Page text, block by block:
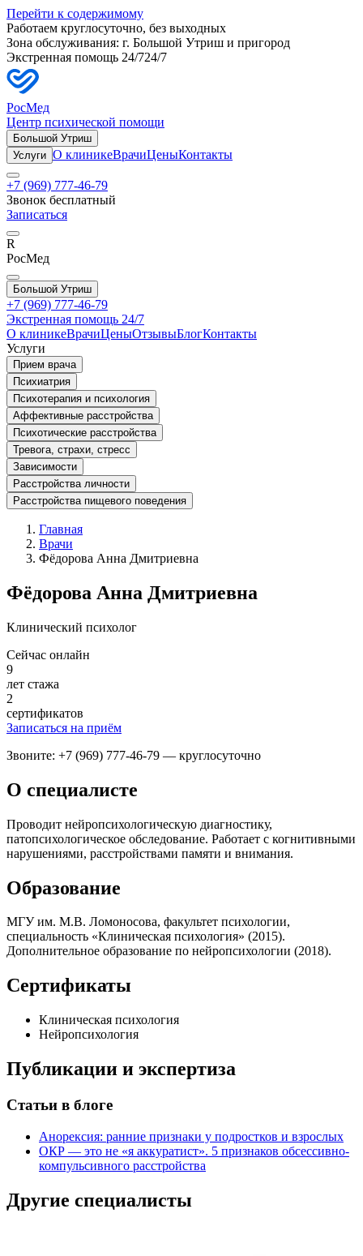
Перейти к содержимому
Работаем круглосуточно, без выходных
Зона обслуживания: г. Большой Утриш и пригород
Экстренная помощь 24/724/7
РосМед
Центр психической помощи
Большой Утриш
Услуги О клиникеВрачиЦеныКонтакты
+7 (969) 777-46-79
Звонок бесплатный
Записаться
R
РосМед
Большой Утриш
+7 (969) 777-46-79
Экстренная помощь 24/7
О клиникеВрачиЦеныОтзывыБлогКонтакты
Услуги
Прием врача
Психиатрия
Психотерапия и психология
Аффективные расстройства
Психотические расстройства
Тревога, страхи, стресс
Зависимости
Расстройства личности
Расстройства пищевого поведения
Главная
Врачи
Фёдорова Анна Дмитриевна
Фёдорова Анна Дмитриевна
Клинический психолог
Сейчас онлайн
9
лет стажа
2
сертификатов
Записаться на приём
Звоните: +7 (969) 777-46-79 — круглосуточно
О специалисте
Проводит нейропсихологическую диагностику,
патопсихологическое обследование. Работает с когнитивными
нарушениями, расстройствами памяти и внимания.
Образование
МГУ им. М.В. Ломоносова, факультет психологии,
специальность «Клиническая психология» (2015).
Дополнительное образование по нейропсихологии (2018).
Сертификаты
Клиническая психология
Нейропсихология
Публикации и экспертиза
Статьи в блоге
Анорексия: ранние признаки у подростков и взрослых
ОКР — это не «я аккуратист». 5 признаков обсессивно-
компульсивного расстройства
Другие специалисты